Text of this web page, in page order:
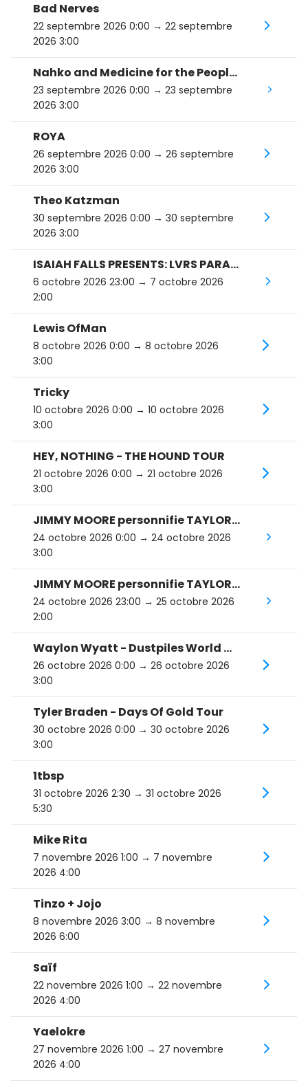
Bad Nerves
22 septembre 2026 0:00 → 22 septembre
2026 3:00
Nahko and Medicine for the People: HOKA - 10th Anniversary Tour
23 septembre 2026 0:00 → 23 septembre
2026 3:00
ROYA
26 septembre 2026 0:00 → 26 septembre
2026 3:00
Theo Katzman
30 septembre 2026 0:00 → 30 septembre
2026 3:00
ISAIAH FALLS PRESENTS: LVRS PARADISE SIDE B TOUR
6 octobre 2026 23:00 → 7 octobre 2026
2:00
Lewis OfMan
8 octobre 2026 0:00 → 8 octobre 2026
3:00
Tricky
10 octobre 2026 0:00 → 10 octobre 2026
3:00
HEY, NOTHING - THE HOUND TOUR
21 octobre 2026 0:00 → 21 octobre 2026
3:00
JIMMY MOORE personnifie TAYLOR SWIFT : The Eras Tour
24 octobre 2026 0:00 → 24 octobre 2026
3:00
JIMMY MOORE personnifie TAYLOR SWIFT : The Eras Tour
24 octobre 2026 23:00 → 25 octobre 2026
2:00
Waylon Wyatt - Dustpiles World Tour
26 octobre 2026 0:00 → 26 octobre 2026
3:00
Tyler Braden - Days Of Gold Tour
30 octobre 2026 0:00 → 30 octobre 2026
3:00
1tbsp
31 octobre 2026 2:30 → 31 octobre 2026
5:30
Mike Rita
7 novembre 2026 1:00 → 7 novembre
2026 4:00
Tinzo + Jojo
8 novembre 2026 3:00 → 8 novembre
2026 6:00
Saïf
22 novembre 2026 1:00 → 22 novembre
2026 4:00
Yaelokre
27 novembre 2026 1:00 → 27 novembre
2026 4:00